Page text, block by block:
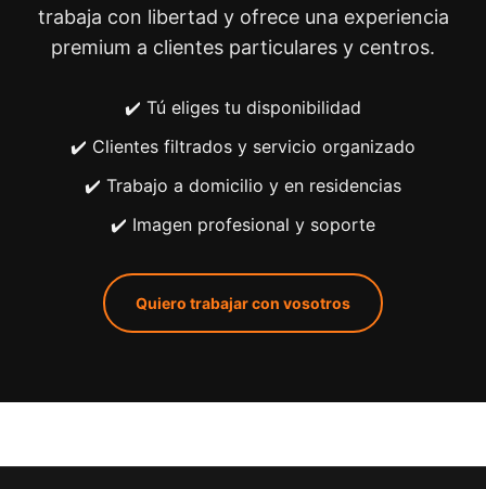
trabaja con libertad y ofrece una experiencia
premium a clientes particulares y centros.
✔️ Tú eliges tu disponibilidad
✔️ Clientes filtrados y servicio organizado
✔️ Trabajo a domicilio y en residencias
✔️ Imagen profesional y soporte
Quiero trabajar con vosotros